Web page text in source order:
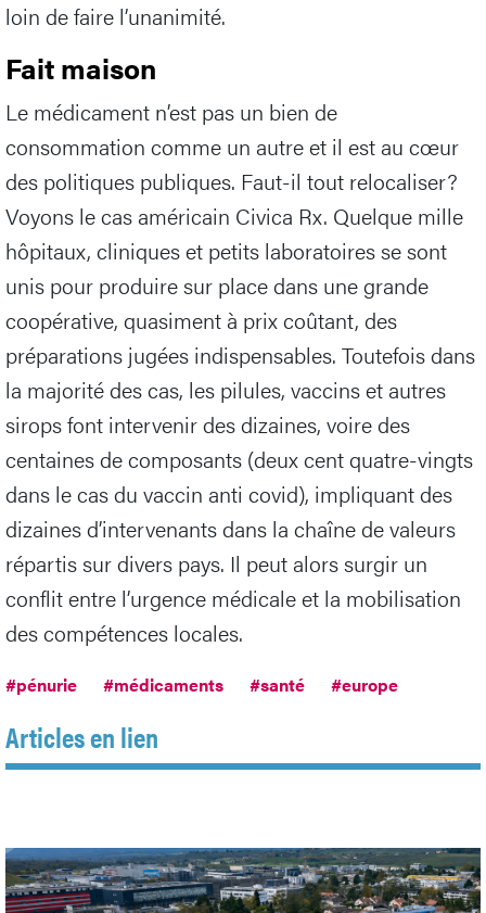
loin de faire l’unanimité.
Fait maison
Le médicament n’est pas un bien de
consommation comme un autre et il est au cœur
des politiques publiques. Faut-il tout relocaliser?
Voyons le cas américain Civica Rx. Quelque mille
hôpitaux, cliniques et petits laboratoires se sont
unis pour produire sur place dans une grande
coopérative, quasiment à prix coûtant, des
préparations jugées indispensables. Toutefois dans
la majorité des cas, les pilules, vaccins et autres
sirops font intervenir des dizaines, voire des
centaines de composants (deux cent quatre-vingts
dans le cas du vaccin anti covid), impliquant des
dizaines d’intervenants dans la chaîne de valeurs
répartis sur divers pays. Il peut alors surgir un
conflit entre l’urgence médicale et la mobilisation
des compétences locales.
#pénurie #médicaments #santé #europe
Articles en lien